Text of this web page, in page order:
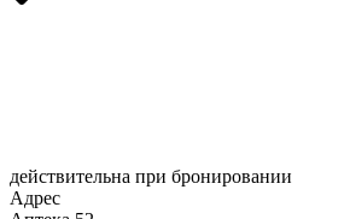
действительна при бронировании
Адрес